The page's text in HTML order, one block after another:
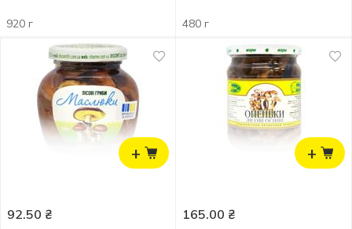
920 г 480 г
+
92.50 ₴
+
165.00 ₴